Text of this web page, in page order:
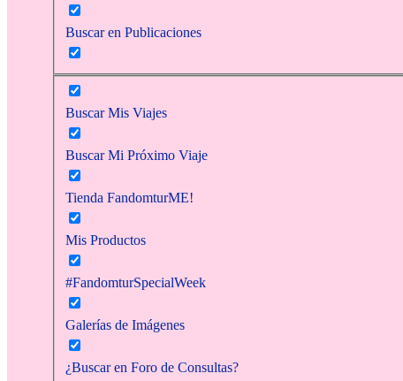
Buscar en Publicaciones
Buscar Mis Viajes
Buscar Mi Próximo Viaje
Tienda FandomturME!
Mis Productos
#FandomturSpecialWeek
Galerías de Imágenes
¿Buscar en Foro de Consultas?